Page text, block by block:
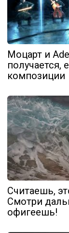
Моцарт и
получается,
композиции
Считаешь,
Смотри
офигеешь!